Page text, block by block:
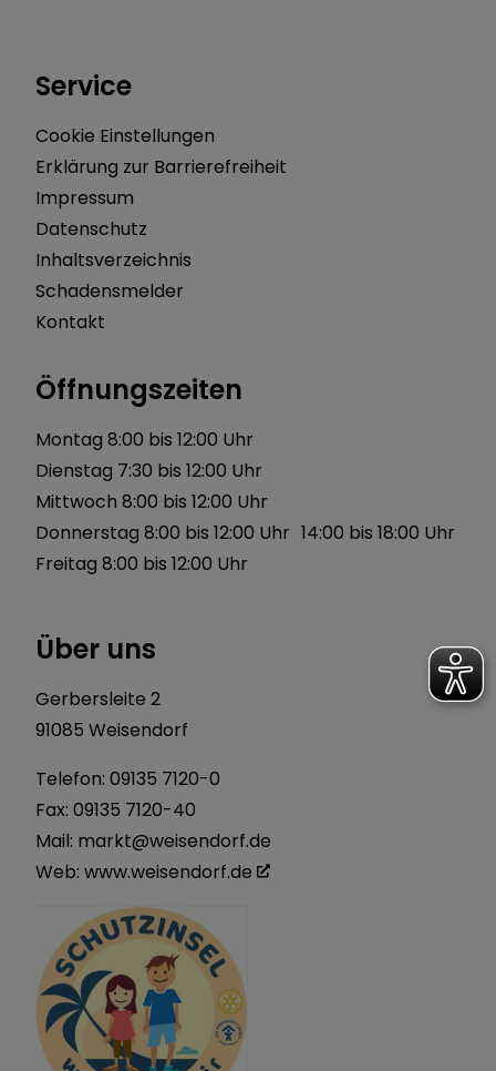
Service
Cookie Einstellungen
Erklärung zur Barrierefreiheit
Impressum
Datenschutz
Inhaltsverzeichnis
Schadensmelder
Kontakt
Öffnungszeiten
Montag 8:00 bis 12:00 Uhr
Dienstag 7:30 bis 12:00 Uhr
Mittwoch 8:00 bis 12:00 Uhr
Donnerstag 8:00 bis 12:00 Uhr 14:00 bis 18:00 Uhr
Freitag 8:00 bis 12:00 Uhr
Über uns
Gerbersleite 2
91085 Weisendorf
Telefon: 09135 7120-0
Fax: 09135 7120-40
Mail: markt@weisendorf.de
Web: www.weisendorf.de